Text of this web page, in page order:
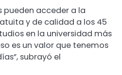
pueden acceder a la
y de calidad a los 45
en la universidad más
es un valor que tenemos
subrayó el